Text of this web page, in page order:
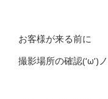
お客様が来る前に
撮影場所の確認(‘ω’)ノ